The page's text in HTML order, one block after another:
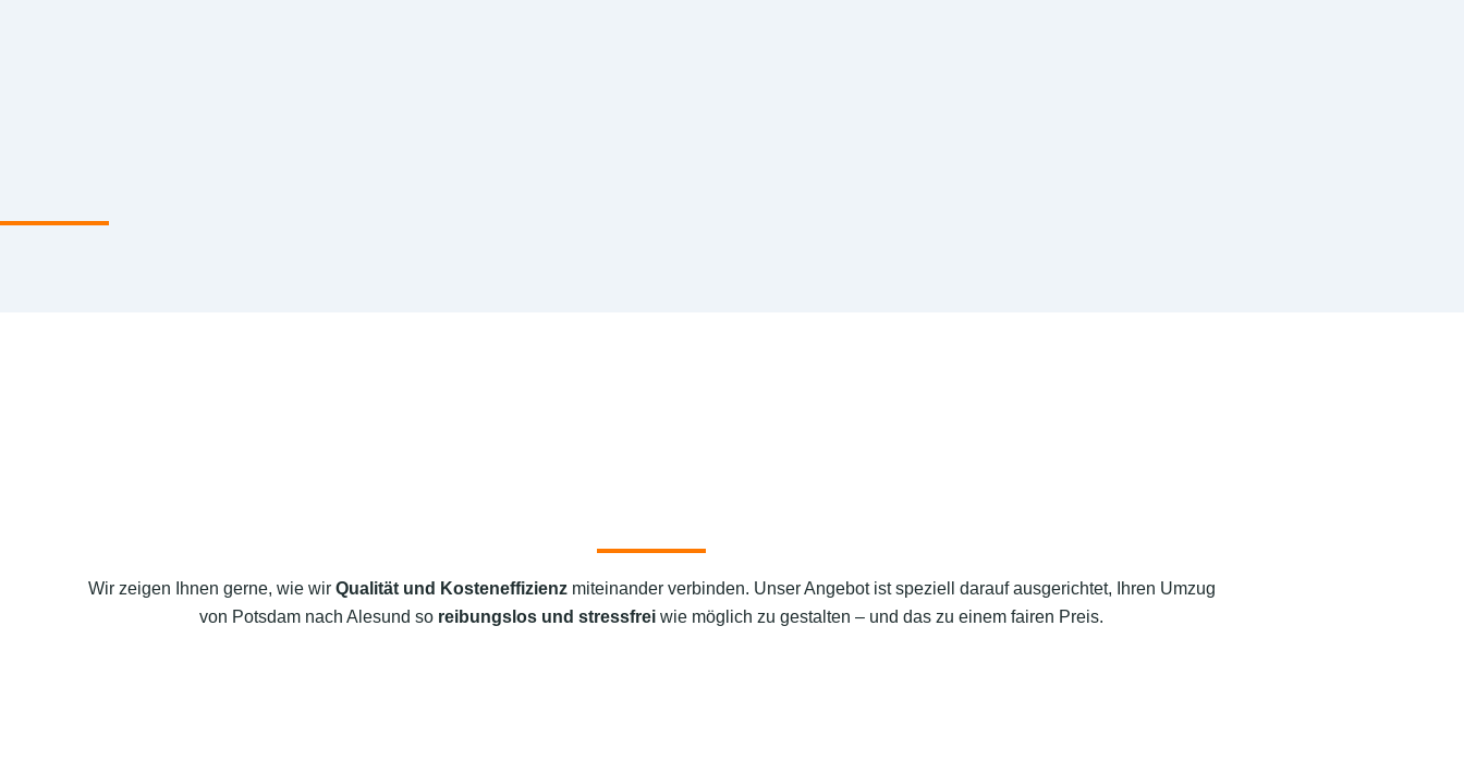
Wir zeigen Ihnen gerne, wie wir Qualität und Kosteneffizienzmiteinander verbinden. Unser Angebot ist speziell darauf ausgerichtet, Ihren Umzug
von Potsdam nach Alesund so reibungslos und stressfrei wie möglich zu gestalten – und das zu einem fairen Preis.